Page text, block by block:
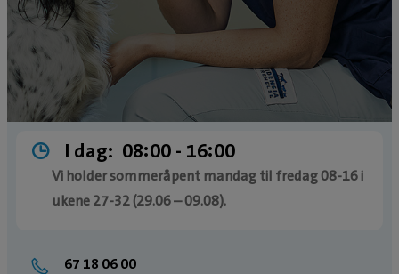
I dag: 08:00 ­- 16:00
Vi holder sommeråpent mandag til fredag 08-16 i
ukene 27-32 (29.06 – 09.08).
åpningstider, og har åpent på lørdager igjen.
67 18 06 00